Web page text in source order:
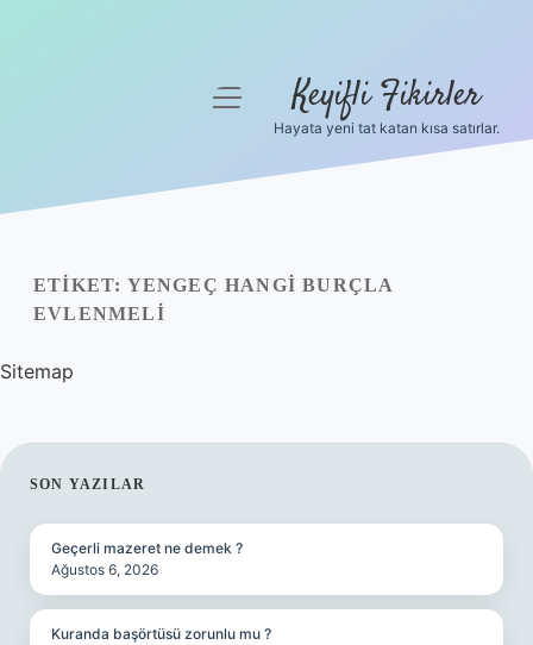
Yasal Uyarı
menüyü
Keyifli Fikirler
Hayata yeni tat katan kısa satırlar.
ETIKET: YENGEÇ HANGI BURÇLA
EVLENMELI
Sitemap
SIDEBAR
SON YAZILAR
Geçerli mazeret ne demek ?
Ağustos 6, 2026
Kuranda başörtüsü zorunlu mu ?